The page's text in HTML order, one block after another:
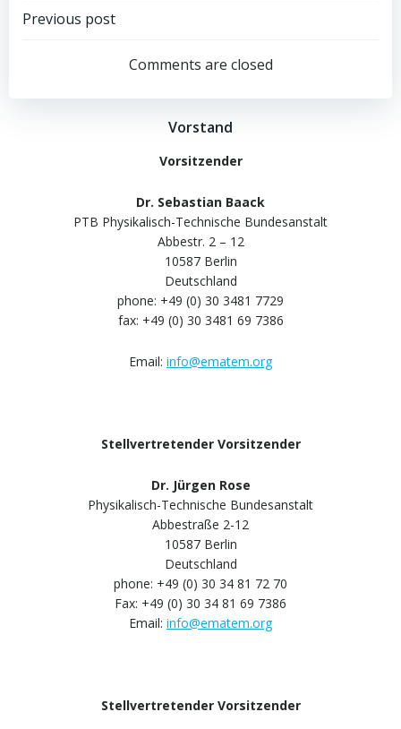
Post
navigation
Previous post
Comments are closed
Vorstand
Vorsitzender
Dr. Sebastian Baack
PTB Physikalisch-Technische Bundesanstalt
Abbestr. 2 – 12
10587 Berlin
Deutschland
phone: +49 (0) 30 3481 7729
fax: +49 (0) 30 3481 69 7386
Email: info@ematem.org
Stellvertretender Vorsitzender
Dr. Jürgen Rose
Physikalisch-Technische Bundesanstalt
Abbestraße 2-12
10587 Berlin
Deutschland
phone: +49 (0) 30 34 81 72 70
Fax: +49 (0) 30 34 81 69 7386
Email: info@ematem.org
Stellvertretender Vorsitzender